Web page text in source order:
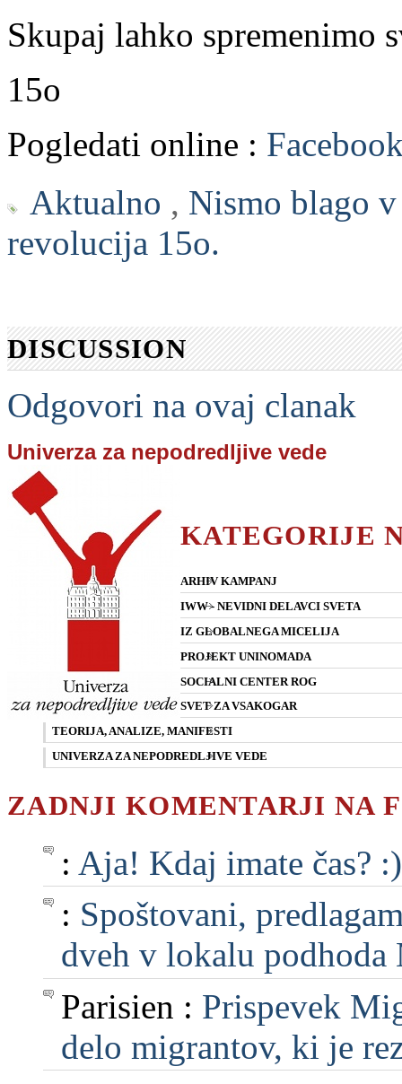
Skupaj lahko spremenimo
15o
Pogledati online :
Aktualno , Nismo blago
revolucija 15o.
DISCUSSION
Odgovori na ovaj clanak
Univerza za nepodredljive vede
KATEGORIJE
ARHIV KAMPANJ
IWW - NEVIDNI DELAVCI SVETA
IZ GLOBALNEGA MICELIJA
PROJEKT UNINOMADA
SOCIALNI CENTER ROG
SVET ZA VSAKOGAR
TEORIJA, ANALIZE, MANIFESTI
UNIVERZA ZA NEPODREDLJIVE VEDE
ZADNJI KOMENTARJI NA
: Aja! Kdaj imate čas?
: Spoštovani,
dveh v lokalu
Parisien : Prispevek
delo migrantov, ki je